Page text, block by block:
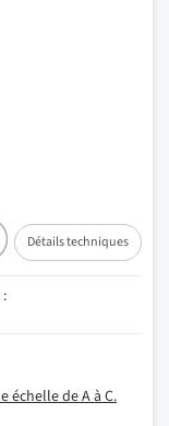
Détails techniques
: